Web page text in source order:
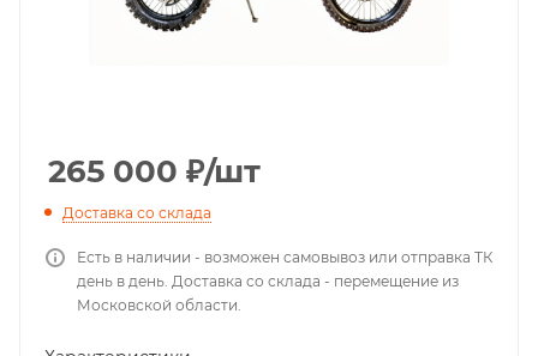
265 000 ₽/шт
Доставка со склада
Есть в наличии - возможен самовывоз или отправка ТК
день в день. Доставка со склада - перемещение из
Московской области.